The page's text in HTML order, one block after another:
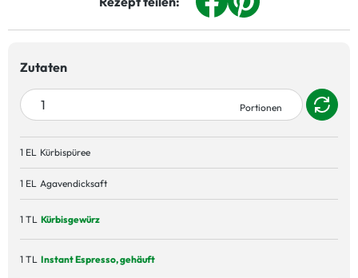
Zutaten
1 EL Kürbispüree
1 EL Agavendicksaft
1 TL Kürbisgewürz
1 TL Instant Espresso, gehäuft